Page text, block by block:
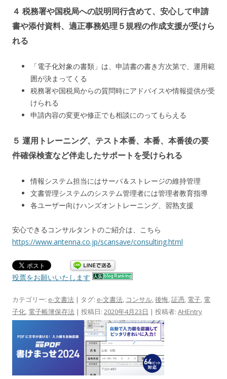
４ 税務署や国税局への説明同行含めて、安心して申請
書や添付資料、適正事務処理５規程の作成支援が受けら
れる
「電子化対象の書類」は、申請書の書き方次第で、運用範
囲が決まってくる
税務署や国税局からの質問時にアドバイスや情報提供が受
けられる
申請内容の変更や修正でも相談にのってもらえる
５ 運用トレーニング、テスト本番、本番、本番後の要
件確保検査など伴走したサポートを受けられる
情報システム担当にはサーバ＆ストレージの維持管理
文書管理システムのシステム管理者には管理者教育指導
各ユーザー向けハンズオントレーニング、習熟支援
安心できるコンサルタントのご紹介は、こちら
https://www.antenna.co.jp/scansave/consulting.html
投票をお願いいたします
カテゴリー: e-文書法 | タグ: e-文書法, コンサル,後悔,証憑, 電子, 電
子化, 電子帳簿保存法 | 投稿日: 2020年4月23日 | 投稿者: AHEntry